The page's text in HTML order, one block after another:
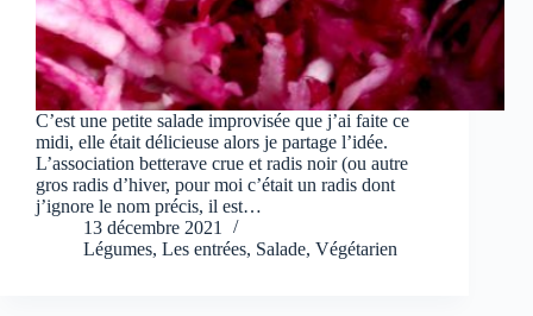
C’est une petite salade improvisée que j’ai faite ce
midi, elle était délicieuse alors je partage l’idée.
L’association betterave crue et radis noir (ou autre
gros radis d’hiver, pour moi c’était un radis dont
j’ignore le nom précis, il est…
13 décembre 2021
Légumes, Les entrées, Salade, Végétarien